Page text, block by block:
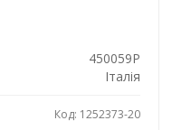
450059P
Італія
Код: 1252373-20